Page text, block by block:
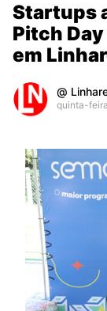
Startups
Pitch
em
quinta-
By
Raushan
Design
With
Shroff
Templates